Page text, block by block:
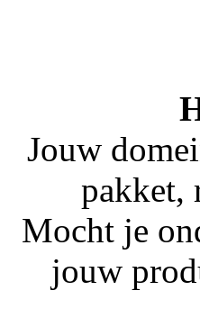
Jouw
pakket,
Mocht je
jouw